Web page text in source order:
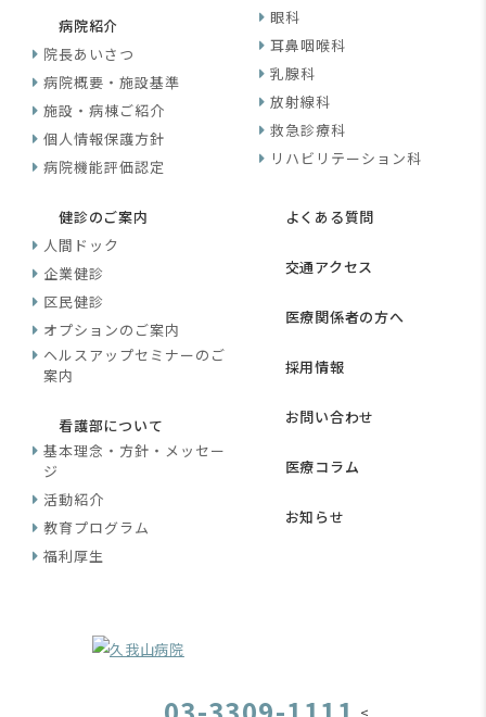
病院紹介
院長あいさつ
病院概要・施設基準
施設・病棟ご紹介
個人情報保護方針
病院機能評価認定
眼科
耳鼻咽喉科
乳腺科
放射線科
救急診療科
リハビリテーション科
健診のご案内
人間ドック
企業健診
区民健診
オプションのご案内
ヘルスアップセミナーのご
案内
看護部について
基本理念・方針・メッセー
ジ
活動紹介
教育プログラム
福利厚生
よくある質問
交通アクセス
医療関係者の方へ
採用情報
お問い合わせ
医療コラム
お知らせ
<